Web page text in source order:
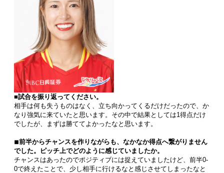
■試合を振り返ってください。
相手は何も失うものはなく、立ち向かってくるだけだったので、か
なり強気に来ていたと思います。その中で結果としては1得点だけ
でしたが、まずは勝ててよかったなと思います。
◾︎前半からチャンスを作りながらも、なかなか得点へ繋がりません
でした。ピッチ上でどのように感じていましたか。
チャンスはあったのでポジティブには捉えていましたけど、前半0-
0で終えたことで、少し相手に行けるなと感じさせてしまったなと